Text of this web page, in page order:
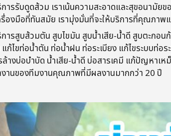
ารรับดูดส้วม เราเน้นความสะอาดและสุขอนามั
องมือที่ทันสมัย เรามุ่งมั่นที่จะให้บริการที่คุณภา
ารสูบส้วมตัน​ สูบไขมัน สูบน้ำเสีย​-น้ำดี​ สูบตะกอ
ก้ไขท่อน้ำตัน​ ท่อน้ำฝน​ ท่อระเบียง​ แก้ไขระบบท่อ
างบ่อบำบัด น้ำเสีย​-น้ำดี​ บ่อสารเคมี​ แก้ปัญหา​เห
านของทีมงานคุณภาพ​ที่มีผลงานมากกว่า​ 20​ ปี​